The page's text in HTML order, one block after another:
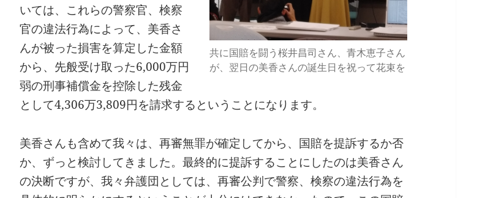
共に国賠を闘う桜井昌司さん、青木恵子さん
が、翌日の美香さんの誕生日を祝って花束を
いては、これらの警察官、検察
官の違法行為によって、美香さ
んが被った損害を算定した金額
から、先般受け取った6,000万円
弱の刑事補償金を控除した残金
として4,306万3,809円を請求するということになります。
美香さんも含めて我々は、再審無罪が確定してから、国賠を提訴するか否
か、ずっと検討してきました。最終的に提訴することにしたのは美香さん
の決断ですが、我々弁護団としては、再審公判で警察、検察の違法行為を